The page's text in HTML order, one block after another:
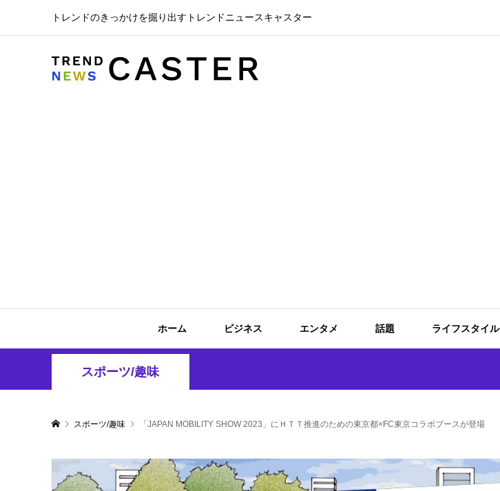
トレンドのきっかけを掘り出すトレンドニュースキャスター
ホーム ビジネス エンタメ 話題 ライフスタイル
スポーツ/趣味
スポーツ/趣味 「JAPAN MOBILITY SHOW 2023」にＨＴＴ推進のための東京都×FC東京コラボブースが登場